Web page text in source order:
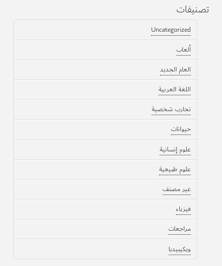
تصنيفات
Uncategorized
ألعاب
العام الجديد
اللغة العربية
تجارب شخصية
حيوانات
علوم إنسانية
علوم طبيعية
غير مصنف
فيزياء
مراجعات
ويكيبيديا